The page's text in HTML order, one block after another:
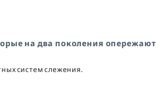
на два поколения опережают
систем слежения.